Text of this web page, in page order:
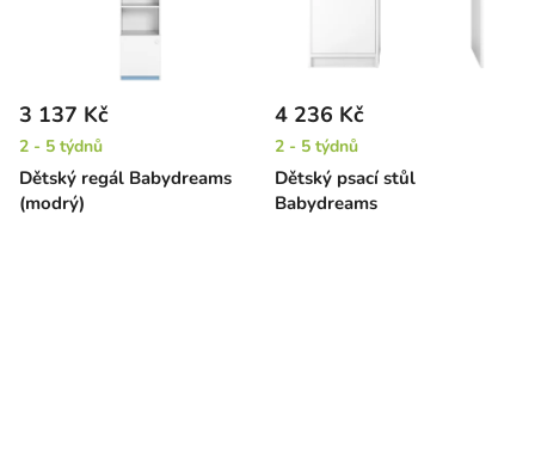
Dětský regál Babydreams
(modrý)
3 137 Kč
2 - 5 týdnů
Dětský psací stůl
Babydreams
4 236 Kč
2 - 5 týdnů